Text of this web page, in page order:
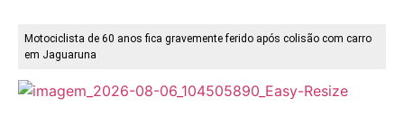
Motociclista de 60 anos fica gravemente ferido após colisão com carro
em Jaguaruna